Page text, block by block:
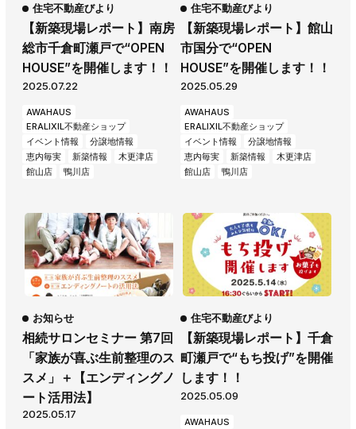
【新築現場レポート】南房
総市千倉町瀬戸で“OPEN
HOUSE”を開催します！！
住宅不動産びより
2025.07.22
AWAHAUS
ERALIXIL不動産ショップ
イベント情報
分譲地情報
恵内毎実
新築情報
木更津店
館山店
鴨川店
【新築現場レポート】館山
市国分で“OPEN
HOUSE”を開催します！！
住宅不動産びより
2025.05.29
AWAHAUS
ERALIXIL不動産ショップ
イベント情報
分譲地情報
恵内毎実
新築情報
木更津店
館山店
鴨川店
相続サロンセミナー 第7回
「家族が喜ぶ生前整理のス
スメ」＋【エンディングノ
ート活用法】
お知らせ
2025.05.17
【新築現場レポート】千倉
町瀬戸で“もち投げ”を開催
します！！
住宅不動産びより
2025.05.09
AWAHAUS